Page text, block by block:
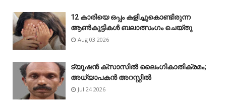
12 കാരിയെ ഒപ്പം കളിച്ചുകൊണ്ടിരുന്ന
ആൺകുട്ടികൾ ബലാത്സംഗം ചെയ്‌തു
Aug 03 2026
ട്യൂഷൻ ക്സാസിൽ ലൈംഗികാതിക്രമം;
അധ്യാപകൻ അറസ്റ്റിൽ
Jul 24 2026